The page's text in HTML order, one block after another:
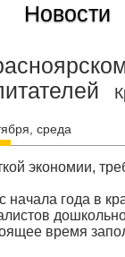
Новости
среда
экономии,
начала года в
время